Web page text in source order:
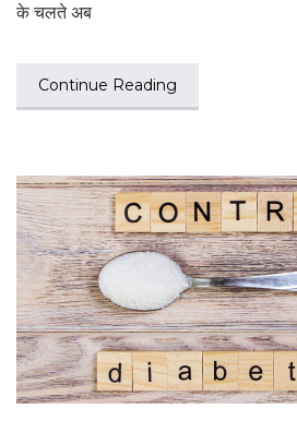
के चलते अब
Continue Reading